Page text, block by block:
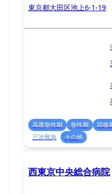
東京都大田区池上6-1-19
高度急性期 急性期 回復
三次救急
その他
西東京中央総合病院